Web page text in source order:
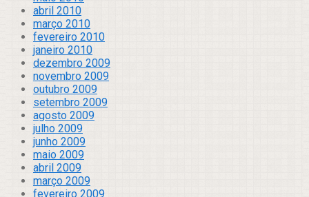
abril 2010
março 2010
fevereiro 2010
janeiro 2010
dezembro 2009
novembro 2009
outubro 2009
setembro 2009
agosto 2009
julho 2009
junho 2009
maio 2009
abril 2009
março 2009
fevereiro 2009